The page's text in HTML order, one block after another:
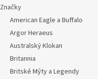
Značky
American Eagle a Buffalo
Argor Heraeus
Australský Klokan
Britannia
Britské Mýty a Legendy